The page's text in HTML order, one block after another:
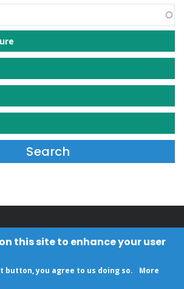
this site to enhance your user
button, you agree to us doing so.
More